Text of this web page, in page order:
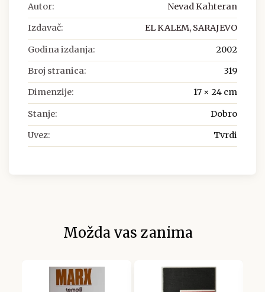
Autor: Nevad Kahteran
Izdavač: EL KALEM, SARAJEVO
Godina izdanja: 2002
Broj stranica: 319
Dimenzije: 17 × 24 cm
Stanje: Dobro
Uvez: Tvrdi
Možda vas zanima